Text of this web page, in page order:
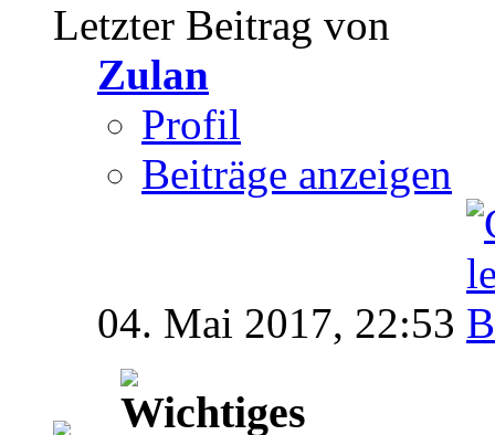
Letzter Beitrag von
Zulan
Profil
Beiträge anzeigen
04. Mai 2017, 22:53